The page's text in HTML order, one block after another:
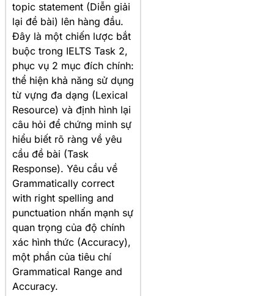
topic statement (Diễn giải
lại đề bài) lên hàng đầu.
Đây là một chiến lược bắt
buộc trong IELTS Task 2,
phục vụ 2 mục đích chính:
thể hiện khả năng sử dụng
từ vựng đa dạng (Lexical
Resource) và định hình lại
câu hỏi để chứng minh sự
hiểu biết rõ ràng về yêu
cầu đề bài (Task
Response). Yêu cầu về
Grammatically correct
with right spelling and
punctuation nhấn mạnh sự
quan trọng của độ chính
xác hình thức (Accuracy),
một phần của tiêu chí
Grammatical Range and
Accuracy.